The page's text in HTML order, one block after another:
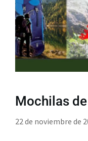
Mochilas
22 de noviembre de